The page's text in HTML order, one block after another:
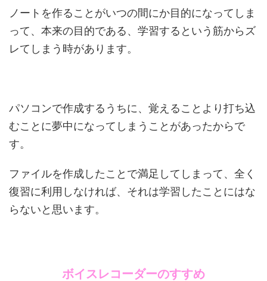
ノートを作ることがいつの間にか目的になってしま
って、本来の目的である、学習するという筋からズ
レてしまう時があります。
パソコンで作成するうちに、覚えることより打ち込
むことに夢中になってしまうことがあったからで
す。
ファイルを作成したことで満足してしまって、全く
復習に利用しなければ、それは学習したことにはな
らないと思います。
ボイスレコーダーのすすめ